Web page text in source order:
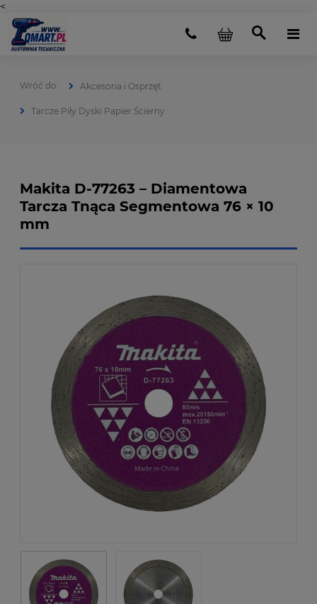
<
Akcesoria i Osprzęt
Tarcze Piły Dyski Papier Ścierny
Makita D-77263 – Diamentowa
Tarcza Tnąca Segmentowa 76 × 10
mm